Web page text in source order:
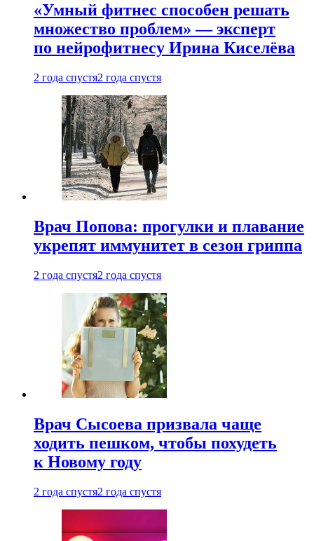
«Умный фитнес способен решать
множество проблем» — эксперт
по нейрофитнесу Ирина Киселёва
2 года спустя2 года спустя
Врач Попова: прогулки и плавание
укрепят иммунитет в сезон гриппа
2 года спустя2 года спустя
Врач Сысоева призвала чаще
ходить пешком, чтобы похудеть
к Новому году
2 года спустя2 года спустя